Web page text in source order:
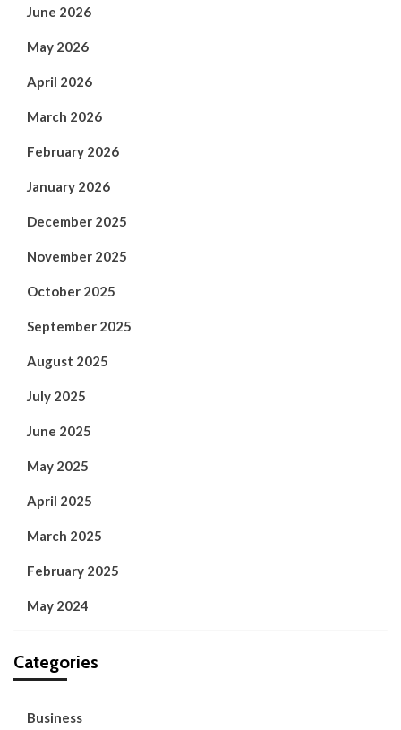
June 2026
May 2026
April 2026
March 2026
February 2026
January 2026
December 2025
November 2025
October 2025
September 2025
August 2025
July 2025
June 2025
May 2025
April 2025
March 2025
February 2025
May 2024
Categories
Business